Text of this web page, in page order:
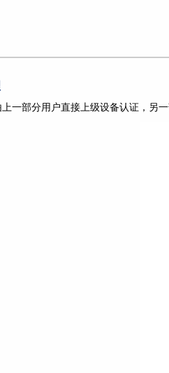
一部分用户直接上级设备认证，另